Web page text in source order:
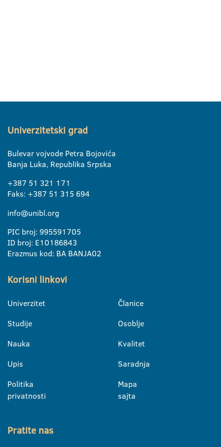
Univerzitetski grad
Bulevar vojvode Petra Bojovića
Banja Luka, Republika Srpska
+387 51 321 171
Faks: +387 51 315 694
info@unibl.org
PIC broj: 995591705
ID broj: E10186843
Erazmus kod: BA BANJA02
Korisni linkovi
Univerzitet
Studije
Nauka
Upis
Politika
privatnosti
Članice
Osoblje
Kvalitet
Saradnja
Mapa
sajta
Pratite nas